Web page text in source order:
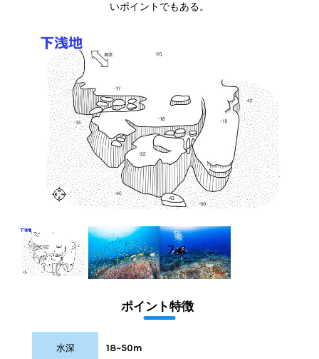
いポイントでもある。
ポイント特徴
水深 18~50m